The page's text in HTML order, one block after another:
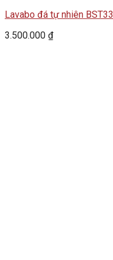
Lavabo đá tự nhiên BST33
3.500.000 ₫